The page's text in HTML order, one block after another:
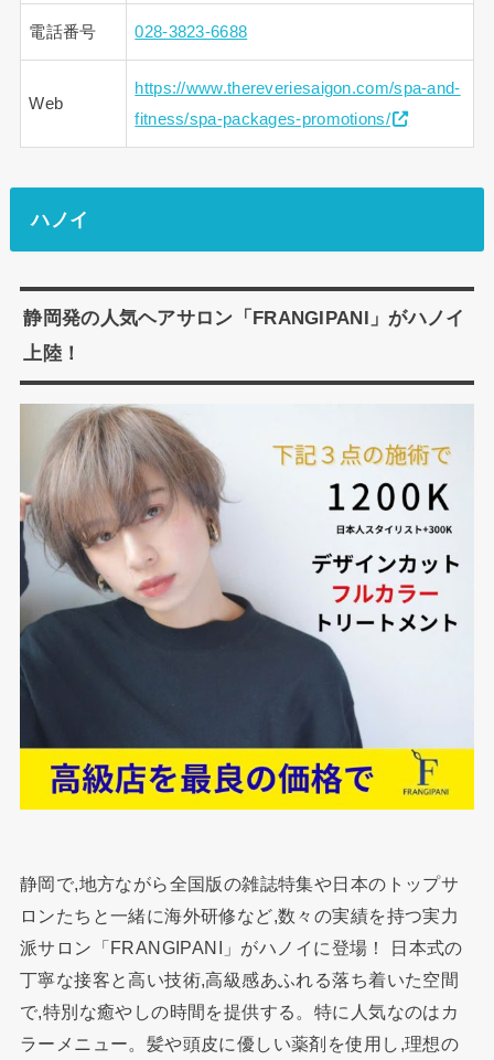
電話番号 028-3823-6688
Web
https://www.thereveriesaigon.com/spa-and-
fitness/spa-packages-promotions/
ハノイ
静岡発の人気ヘアサロン「FRANGIPANI」がハノイ
上陸！
静岡で,地方ながら全国版の雑誌特集や日本のトップサ
ロンたちと一緒に海外研修など,数々の実績を持つ実力
派サロン「FRANGIPANI」がハノイに登場！ 日本式の
丁寧な接客と高い技術,高級感あふれる落ち着いた空間
で,特別な癒やしの時間を提供する。特に人気なのはカ
ラーメニュー。髪や頭皮に優しい薬剤を使用し,理想の